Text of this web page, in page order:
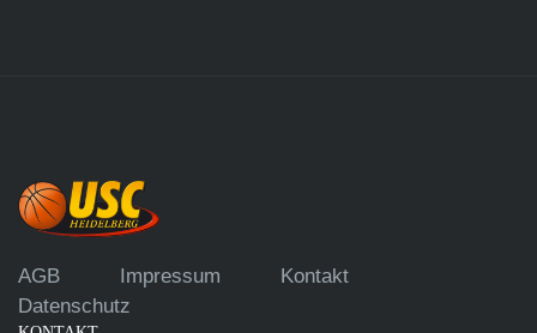
AGB Impressum
Kontakt
Datenschutz